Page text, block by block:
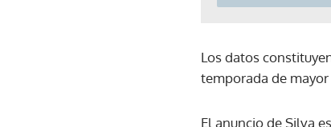
Los datos
temporada de
El anuncio de Silva